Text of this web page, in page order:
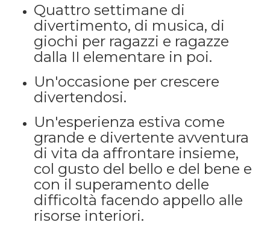
Quattro settimane di
divertimento, di musica, di
giochi per ragazzi e ragazze
dalla II elementare in poi.
Un'occasione per crescere
divertendosi.
Un'esperienza estiva come
grande e divertente avventura
di vita da affrontare insieme,
col gusto del bello e del bene e
con il superamento delle
difficoltà facendo appello alle
risorse interiori.